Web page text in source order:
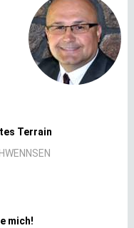
Terrain
mich!